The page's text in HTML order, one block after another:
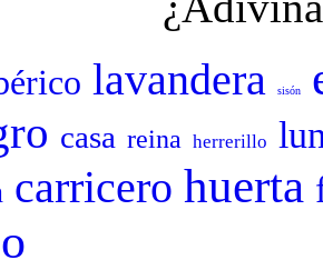
lavandera sisón
casa reina herrerillo
carricero huerta